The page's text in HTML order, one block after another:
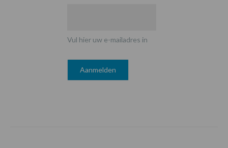
Vul hier uw e-mailadres in